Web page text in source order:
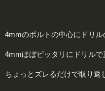
4mmのボルトの中心にドリル
4mmほぼピッタリにドリルで
ちょっとズレるだけで取り返